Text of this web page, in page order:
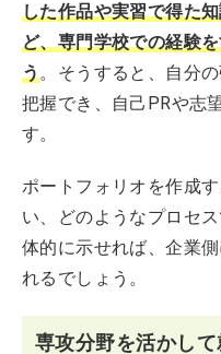
した作品や実習で得た
ど、専門学校での経験
う。そうすると、自分
把握でき、自己PRや志
す。
ポートフォリオを作成
い、どのようなプロセ
体的に示せれば、企業
れるでしょう。
専攻分野を活かし